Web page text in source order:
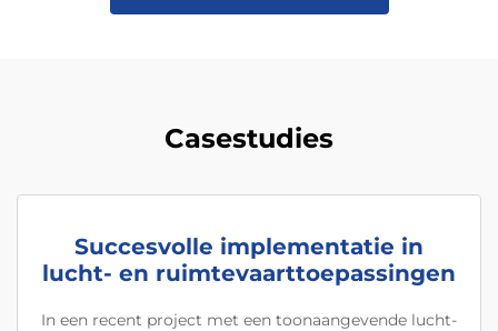
Casestudies
Succesvolle implementatie in
lucht- en ruimtevaarttoepassingen
In een recent project met een toonaangevende lucht-